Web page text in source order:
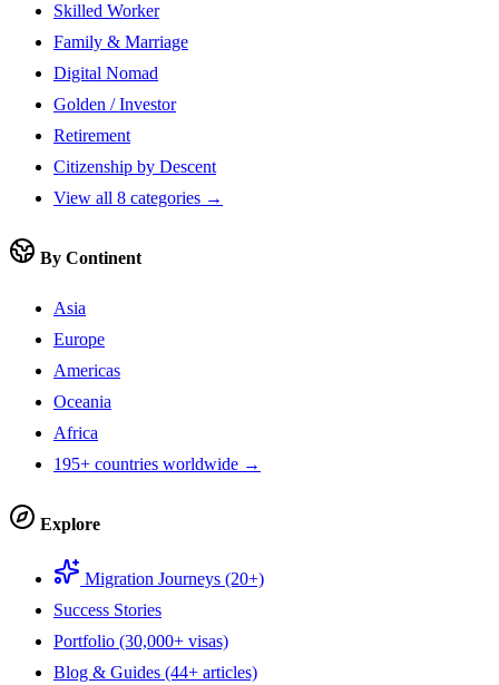
Skilled Worker
Family & Marriage
Digital Nomad
Golden / Investor
Retirement
Citizenship by Descent
View all 8 categories →
By Continent
Asia
Europe
Americas
Oceania
Africa
195+ countries worldwide →
Explore
Migration Journeys (20+)
Success Stories
Portfolio (30,000+ visas)
Blog & Guides (44+ articles)